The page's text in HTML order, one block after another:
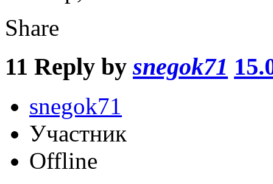
Share
11 Reply bysnegok71
snegok71
Участник
Offline